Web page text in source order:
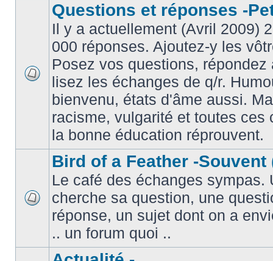
Questions et réponses -
Il y a actuellement (Avril 2009)
000 réponses. Ajoutez-y les
Posez vos questions,
lisez les échanges de q/r.
bienvenu, états d'âme aussi.
racisme, vulgarité et toutes ces
la bonne éducation réprouvent.
Bird of a Feather -Souvent
Le café des échanges sympas.
cherche sa question, une
réponse, un sujet dont on a
.. un forum quoi ..